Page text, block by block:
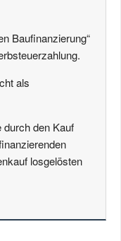
Baufinanzierung“
als
durch den Kauf
losgelösten